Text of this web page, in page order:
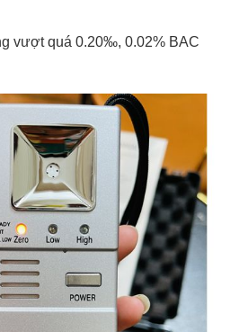
vượt quá 0.20‰, 0.02% BAC